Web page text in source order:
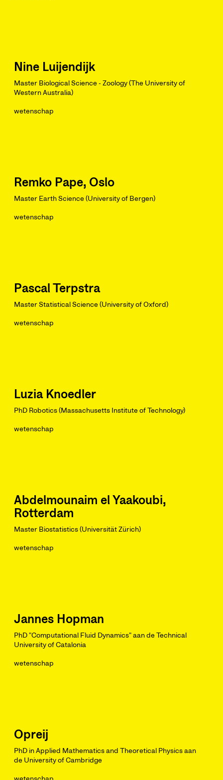
Nine Luijendijk
Master Biological Science - Zoology (The University of
Western Australia)
wetenschap
Remko Pape, Oslo
Master Earth Science (University of Bergen)
wetenschap
Pascal Terpstra
Master Statistical Science (University of Oxford)
wetenschap
Luzia Knoedler
PhD Robotics (Massachusetts Institute of Technology)
wetenschap
Abdelmounaim el Yaakoubi,
Rotterdam
Master Biostatistics (Universität Zürich)
wetenschap
Jannes Hopman
PhD "Computational Fluid Dynamics" aan de Technical
University of Catalonia
wetenschap
Opreij
PhD in Applied Mathematics and Theoretical Physics aan
de University of Cambridge